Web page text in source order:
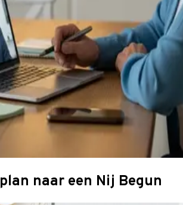
naar een Nij Begun